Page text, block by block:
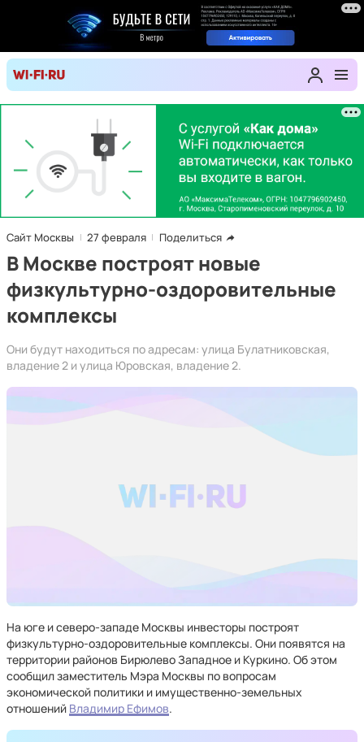
Сайт Москвы 27 февраля Поделиться
В Москве построят новые
физкультурно-оздоровительные
комплексы
Они будут находиться по адресам: улица Булатниковская,
владение 2 и улица Юровская, владение 2.
На юге и северо-западе Москвы инвесторы построят
физкультурно-оздоровительные комплексы. Они появятся на
территории районов Бирюлево Западное и Куркино. Об этом
сообщил заместитель Мэра Москвы по вопросам
экономической политики и имущественно-земельных
отношений Владимир Ефимов.